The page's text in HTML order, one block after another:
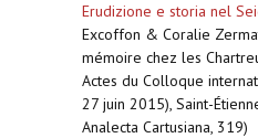
Erudizione e storia nel
Excoffon & Coralie
mémoire chez les
Actes du Colloque
27 juin 2015), Saint-
Analecta Cartusiana, 319)